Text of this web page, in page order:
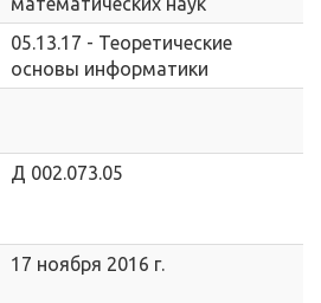
05.13.17 - Теоретические
основы информатики
Д 002.073.05
17 ноября 2016 г.